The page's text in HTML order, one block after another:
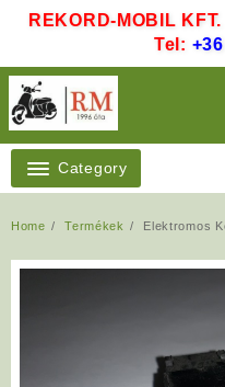
REKORD-MOBIL
Tel:
Category
Home Termékek Elektromos